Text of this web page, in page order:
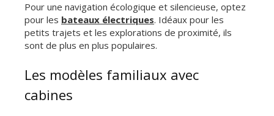
Pour une navigation écologique et silencieuse, optez
pour les bateaux électriques. Idéaux pour les
petits trajets et les explorations de proximité, ils
sont de plus en plus populaires.
Les modèles familiaux avec
cabines